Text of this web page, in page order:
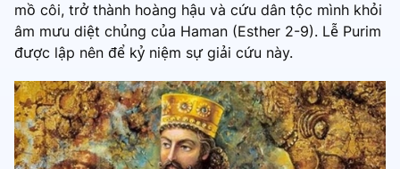
mồ côi, trở thành hoàng hậu và cứu dân tộc mình khỏi
âm mưu diệt chủng của Haman (Esther 2-9). Lễ Purim
được lập nên để kỷ niệm sự giải cứu này.